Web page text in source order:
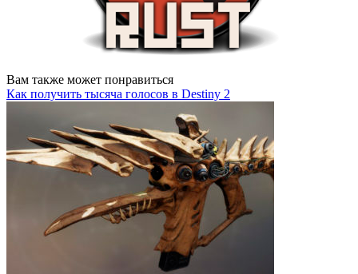
Вам также может понравиться
Как получить тысяча голосов в Destiny 2